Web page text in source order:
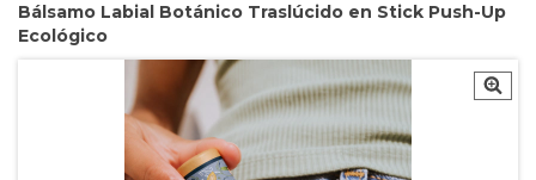
Bálsamo Labial Botánico Traslúcido en Stick Push-Up
Ecológico